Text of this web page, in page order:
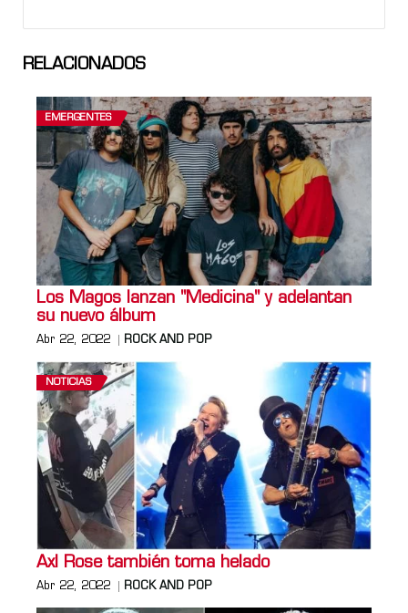
RELACIONADOS
EMERGENTES
Los Magos lanzan "Medicina" y adelantan
su nuevo álbum
Abr 22, 2022 ROCK AND POP
NOTICIAS
Axl Rose también toma helado
Abr 22, 2022 ROCK AND POP